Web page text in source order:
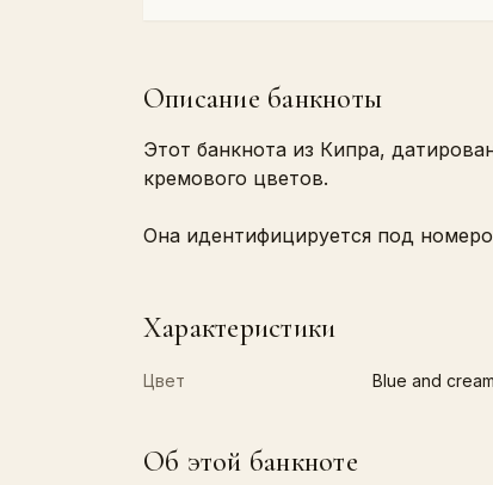
Описание банкноты
Этот банкнота из Кипра,
кремового цветов.
Она идентифицируется под
Характеристики
Цвет Blue and cream
Об этой банкноте